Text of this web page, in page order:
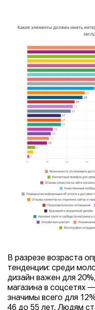
В разрезе возраста
тенденции: среди
дизайн важен для
магазина в соцсетях
значимы всего для
46 до 55 лет. Людям